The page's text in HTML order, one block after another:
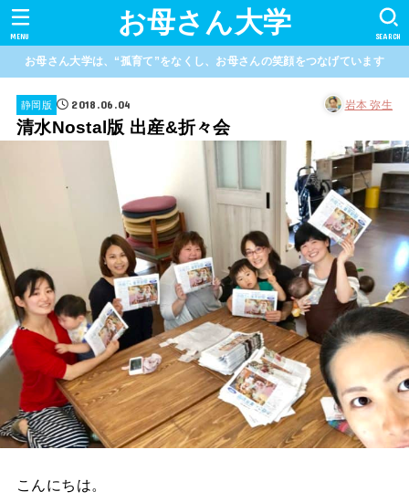
お母さん大学 SEARCH
MENU
お母さん大学は、“孤育て”をなくし、お母さんの笑顔をつなげています
静岡版 2018.06.04 岩本 弥生
清水Nostal版 出産&折々会
こんにちは。